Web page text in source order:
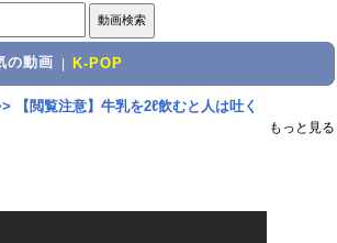
の動画 K-POP
【閲覧注意】牛乳を2ℓ飲むと人は吐く
もっと見る